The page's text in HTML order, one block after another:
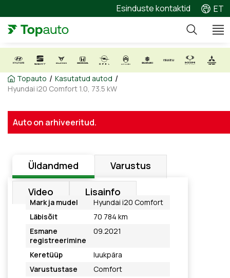
Esinduste kontaktid ET
Topauto / Kasutatud autod /
Hyundai i20 Comfort 1.0, 73.5 kW
Auto on arhiveeritud.
Üldandmed Varustus
Video Lisainfo
Mark ja mudel
Hyundai i20 Comfort
Läbisõit
70 784 km
Esmane
registreerimine
09.2021
Keretüüp
luukpära
Varustustase
Comfort